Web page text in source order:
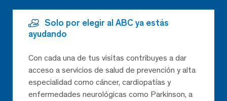
Solo por elegir al ABC ya estás
ayudando
Con cada una de tus visitas contribuyes a dar
acceso a servicios de salud de prevención y alta
especialidad como cáncer, cardiopatías y
enfermedades neurológicas como Parkinson, a